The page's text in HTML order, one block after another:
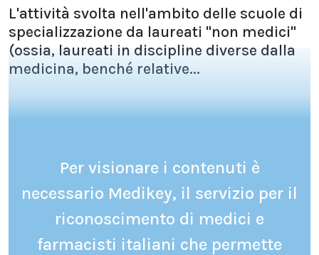
L'attività svolta nell'ambito delle scuole di
specializzazione da laureati "non medici"
(ossia, laureati in discipline diverse dalla
medicina, benché relative...
Per visionare i contenuti è
necessario Medikey, il servizio per il
riconoscimento di medici e
farmacisti italiani che permette